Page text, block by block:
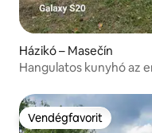
Házikó – Masečín
Hangulatos kunyhó az
Vendégfavorit
Vendégfavorit